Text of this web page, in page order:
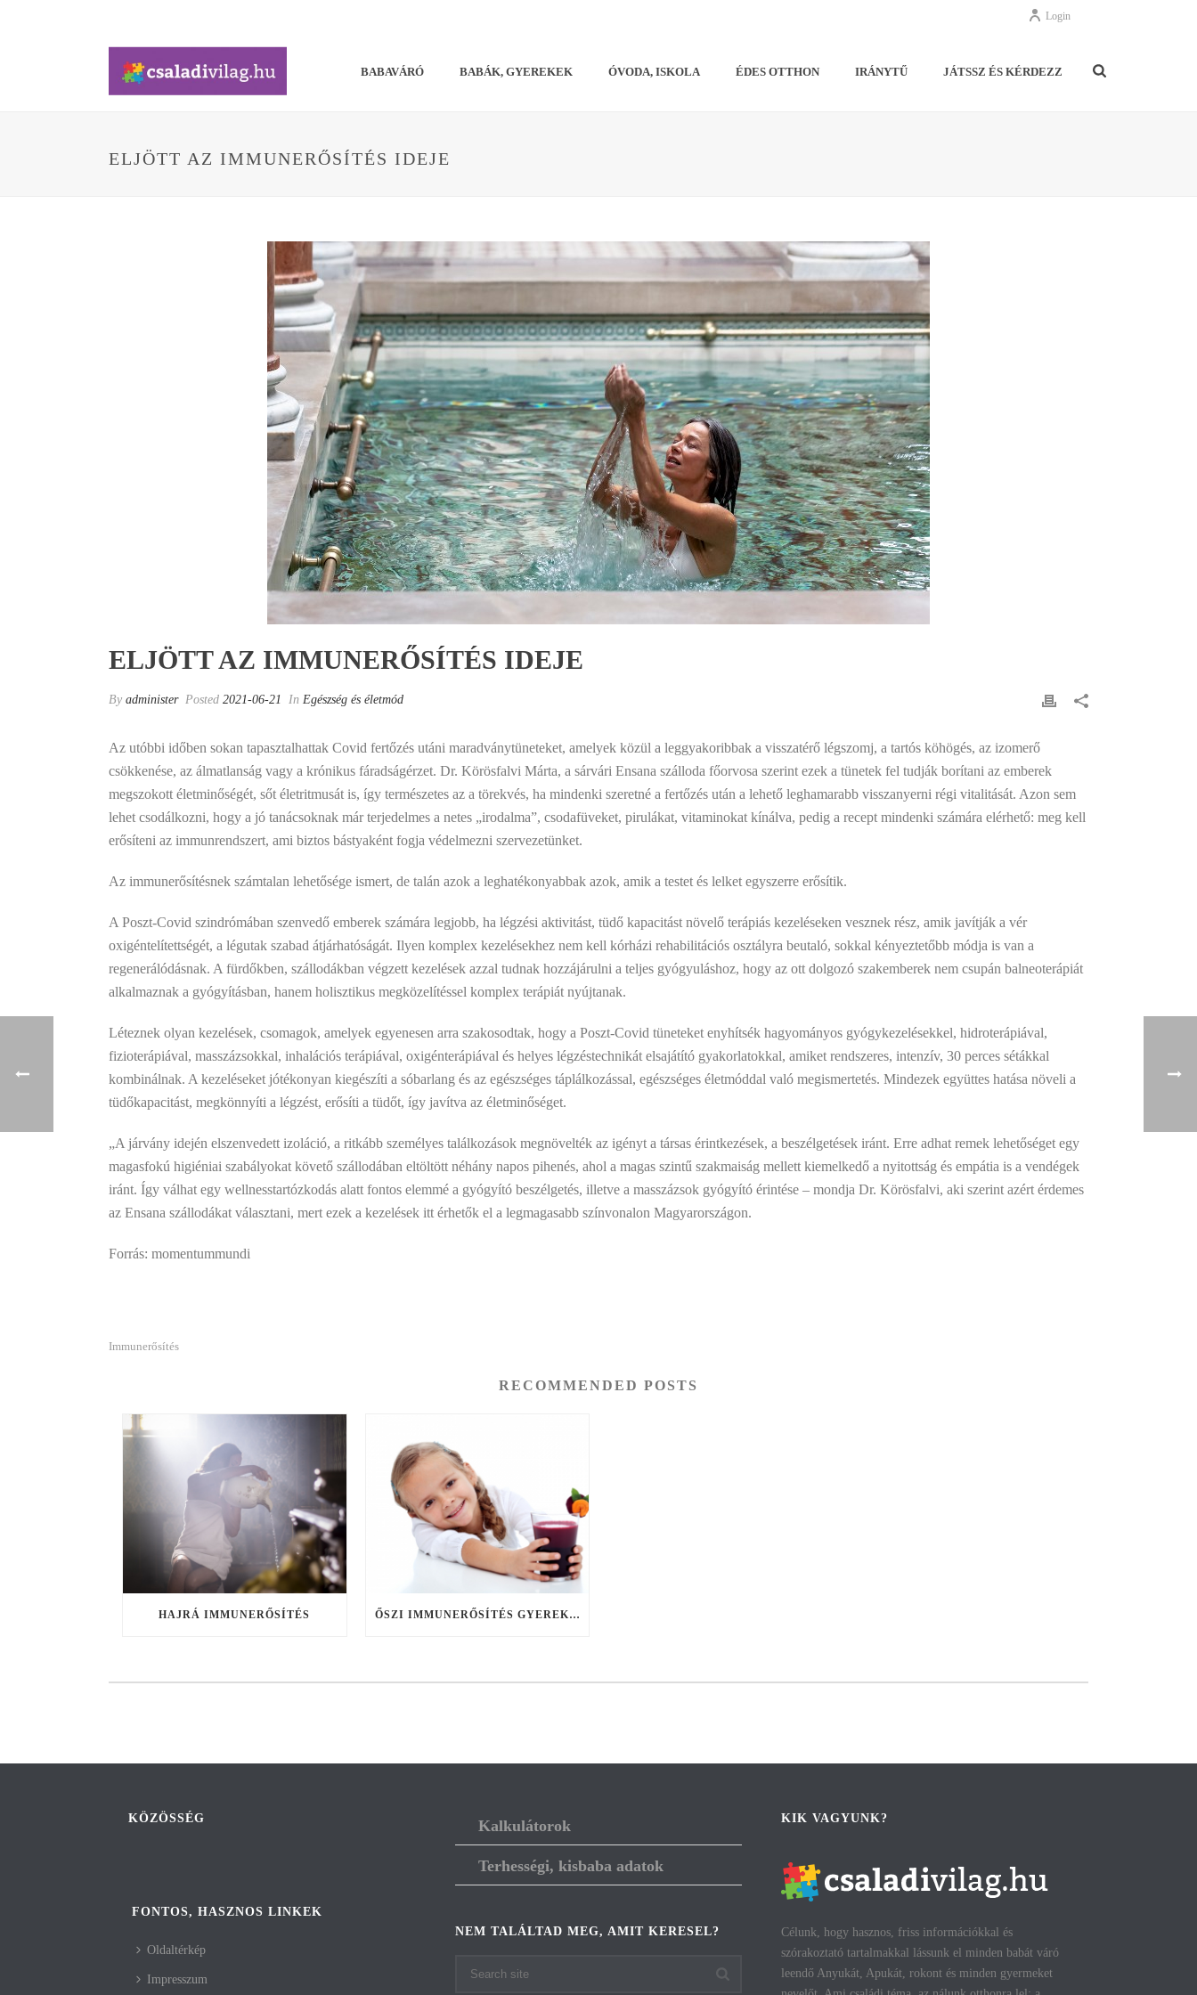
Login
BABAVÁRÓ BABÁK, GYEREKEK ÓVODA, ISKOLA ÉDES OTTHON IRÁNYTŰ JÁTSSZ ÉS KÉRDEZZ
ELJÖTT AZ IMMUNERŐSÍTÉS IDEJE
ELJÖTT AZ IMMUNERŐSÍTÉS IDEJE
By administer Posted 2021-06-21 In Egészség és életmód
Az utóbbi időben sokan tapasztalhattak Covid fertőzés utáni maradványtüneteket, amelyek közül a leggyakoribbak a visszatérő légszomj, a tartós köhögés, az izomerő
csökkenése, az álmatlanság vagy a krónikus fáradságérzet. Dr. Körösfalvi Márta, a sárvári Ensana szálloda főorvosa szerint ezek a tünetek fel tudják borítani az emberek
megszokott életminőségét, sőt életritmusát is, így természetes az a törekvés, ha mindenki szeretné a fertőzés után a lehető leghamarabb visszanyerni régi vitalitását. Azon sem
lehet csodálkozni, hogy a jó tanácsoknak már terjedelmes a netes „irodalma”, csodafüveket, pirulákat, vitaminokat kínálva, pedig a recept mindenki számára elérhető: meg kell
erősíteni az immunrendszert, ami biztos bástyaként fogja védelmezni szervezetünket.
Az immunerősítésnek számtalan lehetősége ismert, de talán azok a leghatékonyabbak azok, amik a testet és lelket egyszerre erősítik.
A Poszt-Covid szindrómában szenvedő emberek számára legjobb, ha légzési aktivitást, tüdő kapacitást növelő terápiás kezeléseken vesznek rész, amik javítják a vér
oxigéntelítettségét, a légutak szabad átjárhatóságát. Ilyen komplex kezelésekhez nem kell kórházi rehabilitációs osztályra beutaló, sokkal kényeztetőbb módja is van a
regenerálódásnak. A fürdőkben, szállodákban végzett kezelések azzal tudnak hozzájárulni a teljes gyógyuláshoz, hogy az ott dolgozó szakemberek nem csupán balneoterápiát
alkalmaznak a gyógyításban, hanem holisztikus megközelítéssel komplex terápiát nyújtanak.
Léteznek olyan kezelések, csomagok, amelyek egyenesen arra szakosodtak, hogy a Poszt-Covid tüneteket enyhítsék hagyományos gyógykezelésekkel, hidroterápiával,
fizioterápiával, masszázsokkal, inhalációs terápiával, oxigénterápiával és helyes légzéstechnikát elsajátító gyakorlatokkal, amiket rendszeres, intenzív, 30 perces sétákkal
kombinálnak. A kezeléseket jótékonyan kiegészíti a sóbarlang és az egészséges táplálkozással, egészséges életmóddal való megismertetés. Mindezek együttes hatása növeli a
tüdőkapacitást, megkönnyíti a légzést, erősíti a tüdőt, így javítva az életminőséget.
„A járvány idején elszenvedett izoláció, a ritkább személyes találkozások megnövelték az igényt a társas érintkezések, a beszélgetések iránt. Erre adhat remek lehetőséget egy
magasfokú higiéniai szabályokat követő szállodában eltöltött néhány napos pihenés, ahol a magas szintű szakmaiság mellett kiemelkedő a nyitottság és empátia is a vendégek
iránt. Így válhat egy wellnesstartózkodás alatt fontos elemmé a gyógyító beszélgetés, illetve a masszázsok gyógyító érintése – mondja Dr. Körösfalvi, aki szerint azért érdemes
az Ensana szállodákat választani, mert ezek a kezelések itt érhetők el a legmagasabb színvonalon Magyarországon.
Forrás: momentummundi
Immunerősítés
RECOMMENDED POSTS
HAJRÁ IMMUNERŐSÍTÉS ŐSZI IMMUNERŐSÍTÉS GYEREKEKNEK
KÖZÖSSÉG
FONTOS, HASZNOS LINKEK
Oldaltérkép
Impresszum
Kalkulátorok
Terhességi, kisbaba adatok
NEM TALÁLTAD MEG, AMIT KERESEL?
KIK VAGYUNK?
Célunk, hogy hasznos, friss információkkal és
szórakoztató tartalmakkal lássunk el minden babát váró
leendő Anyukát, Apukát, rokont és minden gyermeket